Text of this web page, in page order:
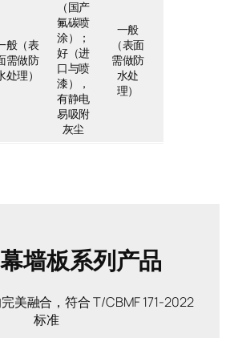
般（表
需做防
处理）
（国产
氟碳喷
涂）；
好（进
口与喷
漆），
有静电
易吸附
灰尘
一般
（表面
需做防
水处
理）
墙板系列产品
美融合，符合 T/CBMF 171-2022
标准